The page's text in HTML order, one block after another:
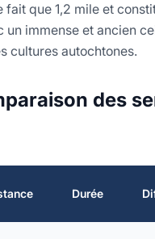
fait que 1,2 mile et
immense et ancien
cultures autochtones.
des
Durée